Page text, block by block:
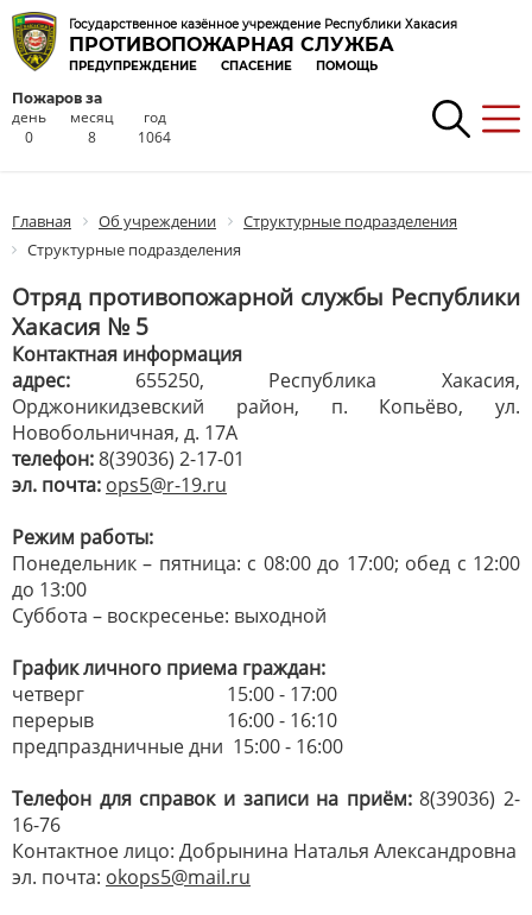
Государственное казённое учреждение Республики Хакасия
ПРОТИВОПОЖАРНАЯ СЛУЖБА
ПРЕДУПРЕЖДЕНИЕ СПАСЕНИЕ ПОМОЩЬ
Пожаров за
день
0
месяц
8
год
1064
Главная Об учреждении
Структурные подразделения
Структурные подразделения
Отряд противопожарной службы Республики
Хакасия № 5
Контактная информация
адрес: 655250, Республика Хакасия,
Орджоникидзевский район, п. Копьёво, ул.
Новобольничная, д. 17А
телефон:8(39036) 2-17-01
эл. почта: ops5@r-19.ru
Режим работы:
Понедельник – пятница: с 08:00 до 17:00; обед с 12:00
до 13:00
Суббота – воскресенье: выходной
График личного приема граждан:
четверг 15:00 - 17:00
перерыв 16:00 - 16:10
предпраздничные дни 15:00 - 16:00
Телефон для справок и записи на приём:8(39036) 2-
16-76
Контактное лицо: Добрынина Наталья Александровна
эл. почта: okops5@mail.ru